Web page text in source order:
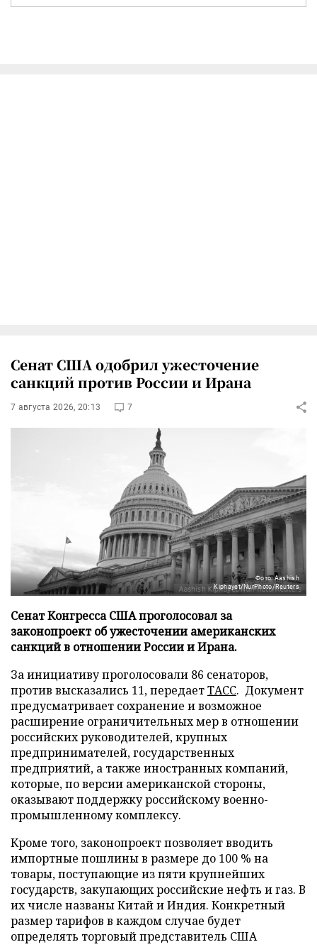
Сенат США одобрил ужесточение
санкций против России и Ирана
7 августа 2026, 20:13 7
Фото: Aashish
Kiphayet/NurPhoto/Reuters
Сенат Конгресса США проголосовал за
законопроект об ужесточении американских
санкций в отношении России и Ирана.
За инициативу проголосовали 86 сенаторов,
против высказались 11, передаетТАСС. Документ
предусматривает сохранение и возможное
расширение ограничительных мер в отношении
российских руководителей, крупных
предпринимателей, государственных
предприятий, а также иностранных компаний,
которые, по версии американской стороны,
оказывают поддержку российскому военно-
промышленному комплексу.
Кроме того, законопроект позволяет вводить
импортные пошлины в размере до 100 % на
товары, поступающие из пяти крупнейших
государств, закупающих российские нефть и газ. В
их числе названы Китай и Индия. Конкретный
размер тарифов в каждом случае будет
определять торговый представитель США